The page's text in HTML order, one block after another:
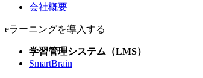
会社概要
eラーニングを導入する
学習管理システム（LMS）
SmartBrain